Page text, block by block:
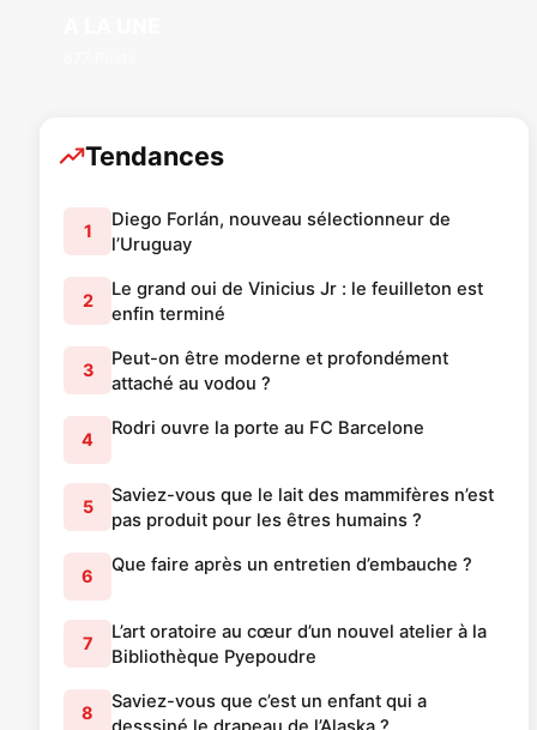
Tendances
1
Diego Forlán, nouveau sélectionneur de
l’Uruguay
2
Le grand oui de Vinicius Jr : le feuilleton est
enfin terminé
3
Peut-on être moderne et profondément
attaché au vodou ?
4
Rodri ouvre la porte au FC Barcelone
5
Saviez-vous que le lait des mammifères n’est
pas produit pour les êtres humains ?
6
Que faire après un entretien d’embauche ?
7
L’art oratoire au cœur d’un nouvel atelier à la
Bibliothèque Pyepoudre
8
Saviez-vous que c’est un enfant qui a